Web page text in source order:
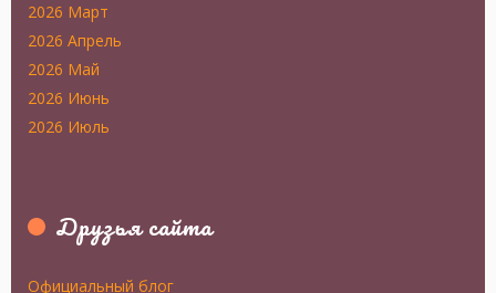
2026 Март
2026 Апрель
2026 Май
2026 Июнь
2026 Июль
Друзья сайта
Официальный блог